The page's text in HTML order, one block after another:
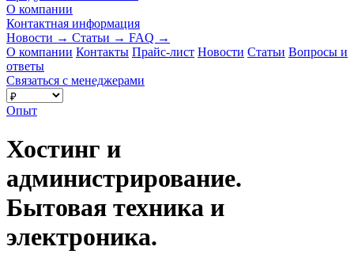
О компании
Контактная информация
Новости → Статьи → FAQ →
О компании Контакты Прайс-лист Новости Статьи Вопросы и
ответы
Связаться с менеджерами
Опыт
Хостинг и
администрирование.
Бытовая техника и
электроника.